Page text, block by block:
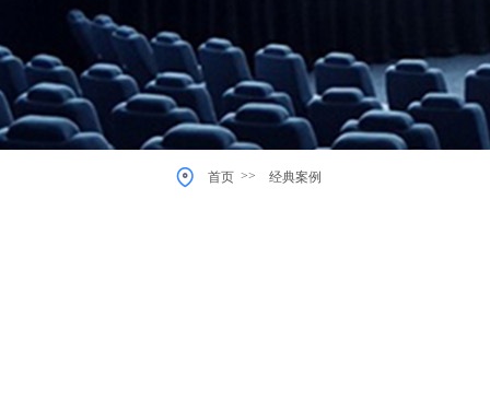
首页>> 经典案例